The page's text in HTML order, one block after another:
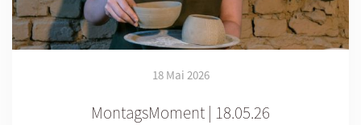
18 Mai 2026
MontagsMoment | 18.05.26